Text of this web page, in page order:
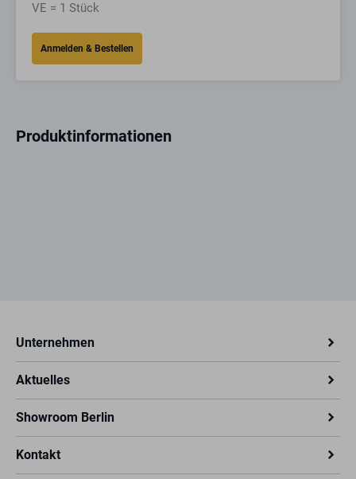
VE = 1 Stück
Produktinformationen
Unternehmen
Aktuelles
Showroom Berlin
Kontakt